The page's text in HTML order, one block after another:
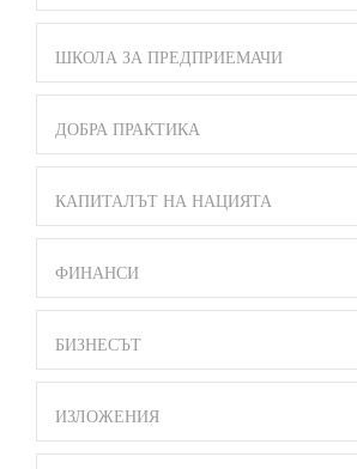
ШКОЛА ЗА ПРЕДПРИЕМАЧИ
ДОБРА ПРАКТИКА
КАПИТАЛЪТ НА НАЦИЯТА
ФИНАНСИ
БИЗНЕСЪТ
ИЗЛОЖЕНИЯ